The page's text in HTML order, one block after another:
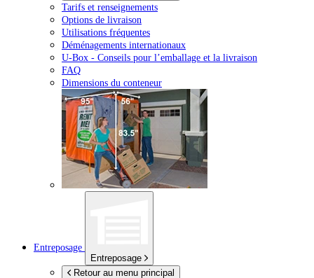
Tarifs et renseignements
Options de livraison
Utilisations fréquentes
Déménagements internationaux
U-Box - Conseils pour l’emballage et la livraison
FAQ
Dimensions du conteneur
Entreposage
Entreposage
Retour au menu principal